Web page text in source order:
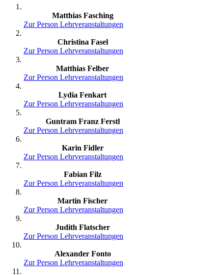
Matthias Fasching
Zur Person Lehrveranstaltungen
Christina Fasel
Zur Person Lehrveranstaltungen
Matthias Felber
Zur Person Lehrveranstaltungen
Lydia Fenkart
Zur Person Lehrveranstaltungen
Guntram Franz Ferstl
Zur Person Lehrveranstaltungen
Karin Fidler
Zur Person Lehrveranstaltungen
Fabian Filz
Zur Person Lehrveranstaltungen
Martin Fischer
Zur Person Lehrveranstaltungen
Judith Flatscher
Zur Person Lehrveranstaltungen
Alexander Fonto
Zur Person Lehrveranstaltungen